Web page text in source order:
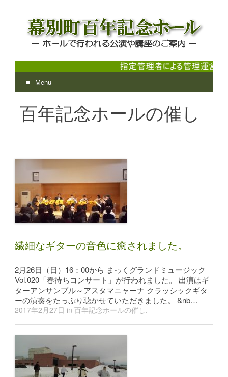
幕別町百年記念ホール
ホールで行われる公演や講座のご案内
Menu
content
百年記念ホールの催し
繊細なギターの音色に癒されました。
2月26日（日）16：00から まっくグランドミュージック
Vol.020「春待ちコンサート」が行われました。 出演はギ
ターアンサンブル～アスタマニャーナ クラッシックギタ
ーの演奏をたっぷり聴かせていただきました。 &nb…
2017年2月27日 in百年記念ホールの催し.